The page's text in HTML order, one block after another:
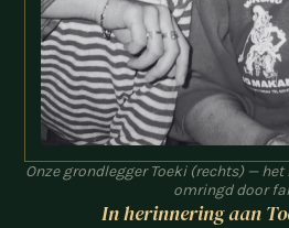
Onze grondlegger Toeki (rechts) —
omringd door
In herinnering aan